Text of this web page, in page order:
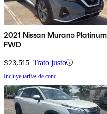
2021 Nissan Murano Platinum
FWD
$23,515 Trato justo
Incluye tarifas de conc.